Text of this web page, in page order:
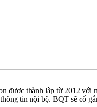
được thành lập từ 2012
tin nội bộ. BQT sẽ cố